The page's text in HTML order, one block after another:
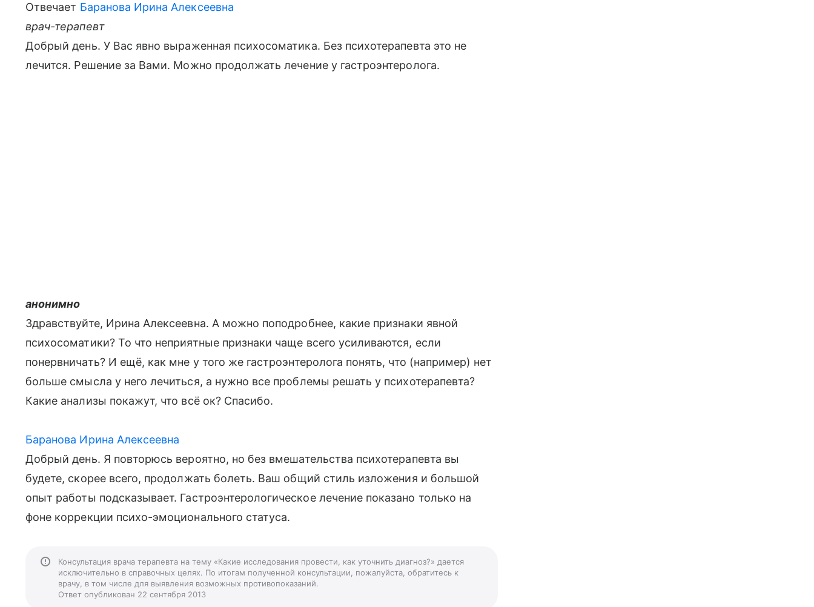
Отвечает Баранова Ирина Алексеевна
врач-терапевт
Добрый день. У Вас явно выраженная психосоматика. Без психотерапевта это не
лечится. Решение за Вами. Можно продолжать лечение у гастроэнтеролога.
анонимно
Здравствуйте, Ирина Алексеевна. А можно поподробнее, какие признаки явной
психосоматики? То что неприятные признаки чаще всего усиливаются, если
понервничать? И ещё, как мне у того же гастроэнтеролога понять, что (например) нет
больше смысла у него лечиться, а нужно все проблемы решать у психотерапевта?
Какие анализы покажут, что всё ок? Спасибо.
Баранова Ирина Алексеевна
Добрый день. Я повторюсь вероятно, но без вмешательства психотерапевта вы
будете, скорее всего, продолжать болеть. Ваш общий стиль изложения и большой
опыт работы подсказывает. Гастроэнтерологическое лечение показано только на
фоне коррекции психо-эмоционального статуса.
Консультация врача терапевта на тему «Какие исследования провести, как уточнить диагноз?» дается
исключительно в справочных целях. По итогам полученной консультации, пожалуйста, обратитесь к
врачу, в том числе для выявления возможных противопоказаний.
Ответ опубликован 22 сентября 2013